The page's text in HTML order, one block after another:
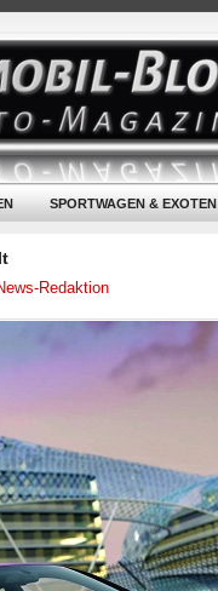
SPORTWAGEN & EXOTEN
Redaktion